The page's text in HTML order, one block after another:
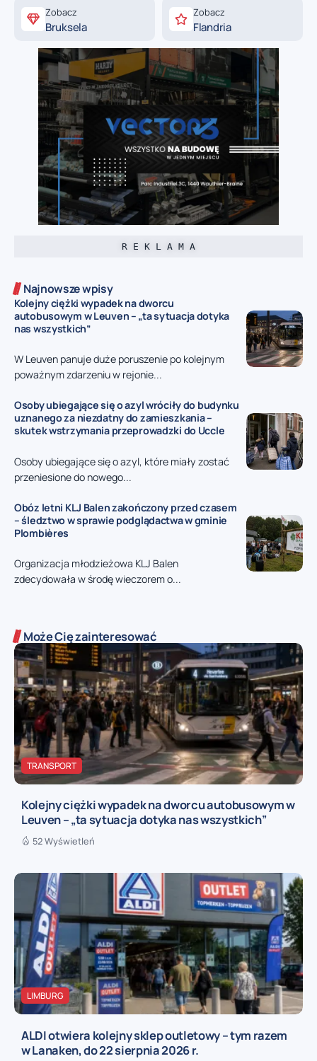
Zobacz
Bruksela
Zobacz
Flandria
R E K L A M A
Najnowsze wpisy
Kolejny ciężki wypadek na dworcu
autobusowym w Leuven – „ta sytuacja dotyka
nas wszystkich”
W Leuven panuje duże poruszenie po kolejnym
poważnym zdarzeniu w rejonie...
Osoby ubiegające się o azyl wróciły do budynku
uznanego za niezdatny do zamieszkania –
skutek wstrzymania przeprowadzki do Uccle
Osoby ubiegające się o azyl, które miały zostać
przeniesione do nowego...
Obóz letni KLJ Balen zakończony przed czasem
– śledztwo w sprawie podglądactwa w gminie
Plombières
Organizacja młodzieżowa KLJ Balen
zdecydowała w środę wieczorem o...
Może Cię zainteresować
TRANSPORT
Kolejny ciężki wypadek na dworcu autobusowym w
Leuven – „ta sytuacja dotyka nas wszystkich”
52 Wyświetleń
LIMBURG
ALDI otwiera kolejny sklep outletowy – tym razem
w Lanaken, do 22 sierpnia 2026 r.